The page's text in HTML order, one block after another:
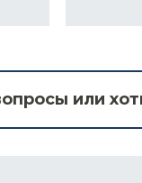
или